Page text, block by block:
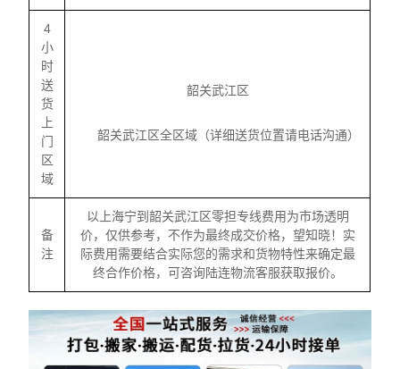
4
小
时
送
货
上
门
区
域
韶关武江区
韶关武江区全区域（详细送货位置请电话沟通）
备
注
以上海宁到韶关武江区零担专线费用为市场透明
价，仅供参考，不作为最终成交价格，望知晓！实
际费用需要结合实际您的需求和货物特性来确定最
终合作价格，可咨询陆连物流客服获取报价。